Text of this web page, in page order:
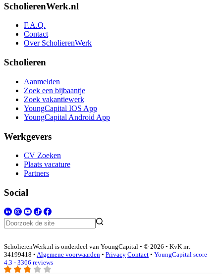
ScholierenWerk.nl
F.A.Q.
Contact
Over ScholierenWerk
Scholieren
Aanmelden
Zoek een bijbaantje
Zoek vakantiewerk
YoungCapital IOS App
YoungCapital Android App
Werkgevers
CV Zoeken
Plaats vacature
Partners
Social
ScholierenWerk.nl is onderdeel van YoungCapital • © 2026 • KvK nr:
34199418 • Algemene voorwaarden • Privacy Contact • YoungCapital score
4.3 - 3366 reviews